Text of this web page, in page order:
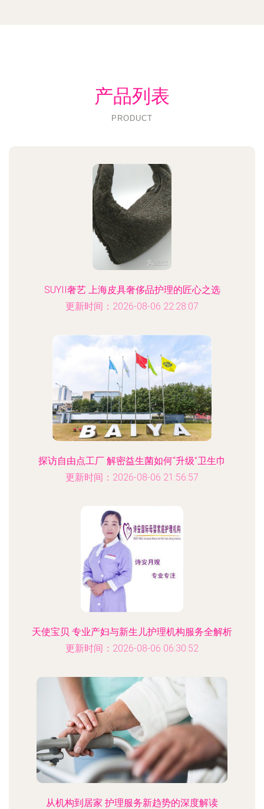
产品列表
PRODUCT
SUYII奢艺 上海皮具奢侈品护理的匠心之选
更新时间：2026-08-06 22:28:07
探访自由点工厂 解密益生菌如何“升级”卫生巾
更新时间：2026-08-06 21:56:57
天使宝贝 专业产妇与新生儿护理机构服务全解析
更新时间：2026-08-06 06:30:52
从机构到居家 护理服务新趋势的深度解读